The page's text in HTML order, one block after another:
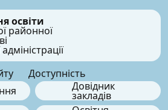
освіти
районної
Доступність
Довідник
закладів